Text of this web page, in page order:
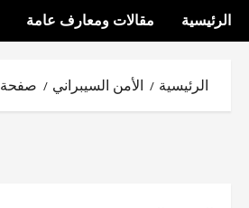
الرئيسية مقالات ومعارف عامة
الرئيسية الأمن السيبراني صفحة 2